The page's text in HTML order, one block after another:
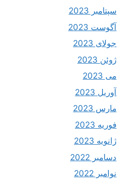
سپتامبر 2023
آگوست 2023
جولای 2023
ژوئن 2023
می 2023
آوریل 2023
مارس 2023
فوریه 2023
ژانویه 2023
دسامبر 2022
نوامبر 2022